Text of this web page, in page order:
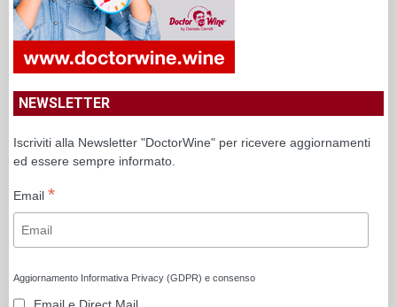
NEWSLETTER
Iscriviti alla Newsletter "DoctorWine" per ricevere aggiornamenti
ed essere sempre informato.
Email *
Aggiornamento Informativa Privacy (GDPR) e consenso